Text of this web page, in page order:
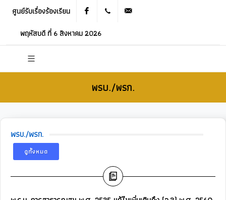
ศูนย์รับเรื่องร้องเรียน Facebook 021905536
พฤหัสบดี ที่ 6 สิงหาคม 2026
พรบ./พรก.
พรบ./พรก.
ดูทั้งหมด